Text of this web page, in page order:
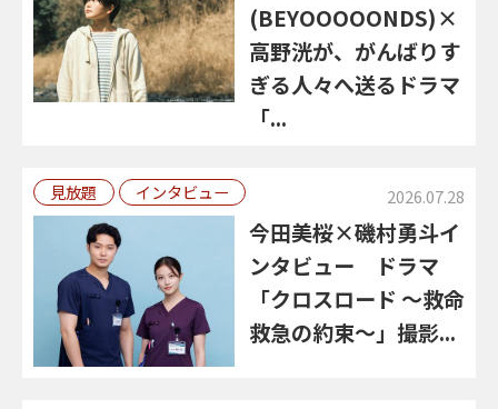
(BEYOOOOONDS)×
高野洸が、がんばりす
ぎる人々へ送るドラマ
「...
見放題 インタビュー 2026.07.28
今田美桜×磯村勇斗イ
ンタビュー ドラマ
「クロスロード ～救命
救急の約束～」撮影...